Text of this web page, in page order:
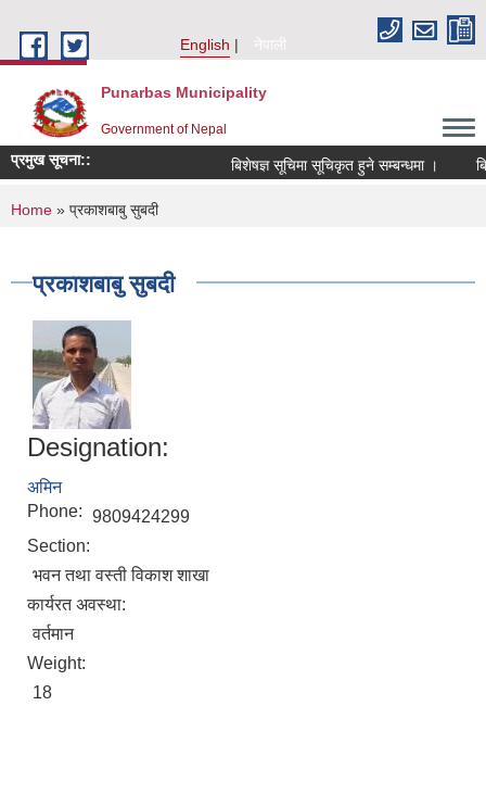
English
नेपाली
Punarbas Municipality
Government of Nepal
प्रमुख सूचना:: बिशेषज्ञ सूचिमा सूचिकृत हुने सम्बन्धमा ।
You are here
Home » प्रकाशबाबु सुबदी
प्रकाशबाबु सुबदी
Designation:
अमिन
Phone: 9809424299
Section:
भवन तथा वस्ती विकाश शाखा
कार्यरत अवस्था:
वर्तमान
Weight:
18